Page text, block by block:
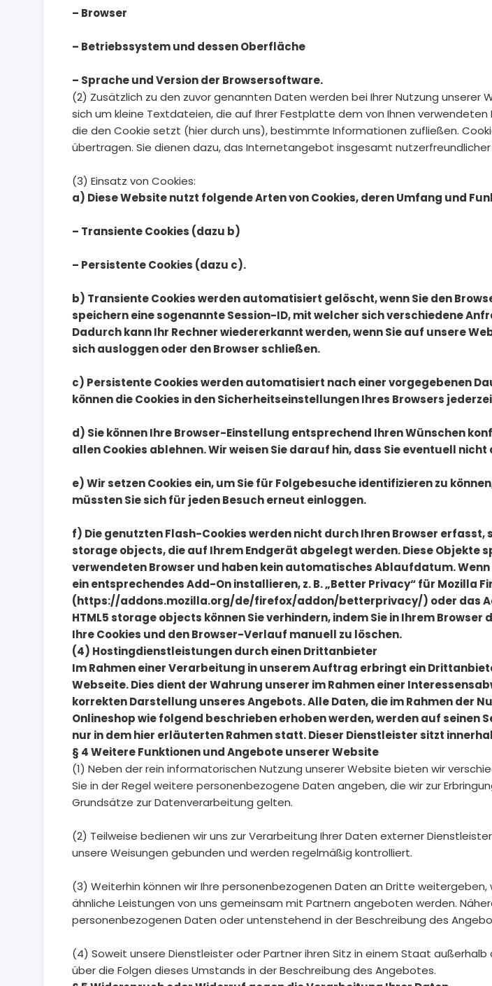
– Browser
– Betriebssystem und dessen Oberfläche
– Sprache und Version der Browsersoftware.
(2) Zusätzlich zu den zuvor genannten Daten werden bei Ihrer Nutzung
sich um kleine Textdateien, die auf Ihrer Festplatte dem von Ihnen
die den Cookie setzt (hier durch uns), bestimmte Informationen zufließen.
übertragen. Sie dienen dazu, das Internetangebot insgesamt
(3) Einsatz von Cookies:
a) Diese Website nutzt folgende Arten von Cookies, deren Umfang und
– Transiente Cookies (dazu b)
– Persistente Cookies (dazu c).
b) Transiente Cookies werden automatisiert gelöscht, wenn Sie den
speichern eine sogenannte Session-ID, mit welcher sich verschiedene
Dadurch kann Ihr Rechner wiedererkannt werden, wenn Sie auf unsere
sich ausloggen oder den Browser schließen.
c) Persistente Cookies werden automatisiert nach einer vorgegebenen
können die Cookies in den Sicherheitseinstellungen Ihres Browsers
d) Sie können Ihre Browser-Einstellung entsprechend Ihren Wünschen
allen Cookies ablehnen. Wir weisen Sie darauf hin, dass Sie eventuell
e) Wir setzen Cookies ein, um Sie für Folgebesuche identifizieren zu
müssten Sie sich für jeden Besuch erneut einloggen.
f) Die genutzten Flash-Cookies werden nicht durch Ihren Browser
storage objects, die auf Ihrem Endgerät abgelegt werden. Diese Objekte
verwendeten Browser und haben kein automatisches Ablaufdatum.
ein entsprechendes Add-On installieren, z. B. „Better Privacy“ für Mozilla
(https://addons.mozilla.org/de/firefox/addon/betterprivacy/) oder das
HTML5 storage objects können Sie verhindern, indem Sie in Ihrem
Ihre Cookies und den Browser-Verlauf manuell zu löschen.
(4) Hostingdienstleistungen durch einen Drittanbieter
Im Rahmen einer Verarbeitung in unserem Auftrag erbringt ein
Webseite. Dies dient der Wahrung unserer im Rahmen einer
korrekten Darstellung unseres Angebots. Alle Daten, die im Rahmen der
Onlineshop wie folgend beschrieben erhoben werden, werden auf
nur in dem hier erläuterten Rahmen statt. Dieser Dienstleister sitzt
§ 4 Weitere Funktionen und Angebote unserer Website
(1) Neben der rein informatorischen Nutzung unserer Website bieten wir
Sie in der Regel weitere personenbezogene Daten angeben, die wir zur
Grundsätze zur Datenverarbeitung gelten.
(2) Teilweise bedienen wir uns zur Verarbeitung Ihrer Daten externer
unsere Weisungen gebunden und werden regelmäßig kontrolliert.
(3) Weiterhin können wir Ihre personenbezogenen Daten an Dritte
ähnliche Leistungen von uns gemeinsam mit Partnern angeboten werden.
personenbezogenen Daten oder untenstehend in der Beschreibung des
(4) Soweit unsere Dienstleister oder Partner ihren Sitz in einem Staat
über die Folgen dieses Umstands in der Beschreibung des Angebotes.